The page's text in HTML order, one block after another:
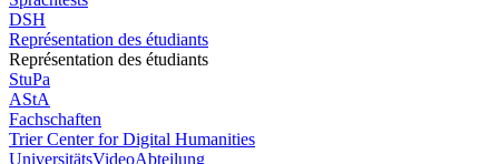
DSH
Représentation des étudiants
Représentation des étudiants
StuPa
AStA
Fachschaften
Trier Center for Digital Humanities
UniversitätsVideoAbteilung